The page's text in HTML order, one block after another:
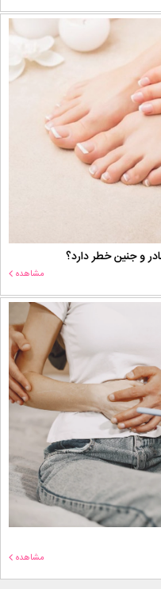
و جنین خطر دارد؟
مشاهده
مشاهده